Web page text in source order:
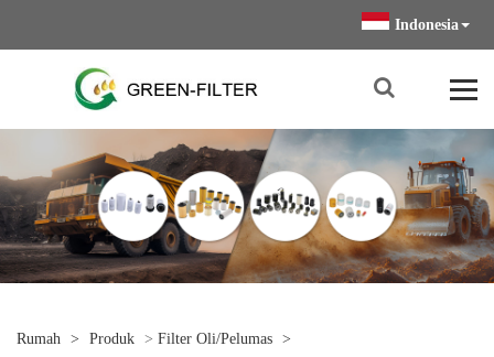
Indonesia
Rumah > Produk > Filter Oli/Pelumas >